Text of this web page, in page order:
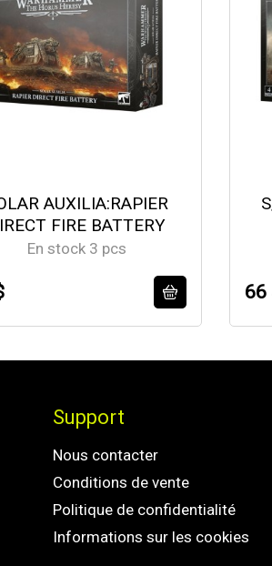
AUXILIA:RAPIER
FIRE BATTERY
En stock 3 pcs
66
Support
Nous contacter
Conditions de vente
Politique de confidentialité
Informations sur les cookies